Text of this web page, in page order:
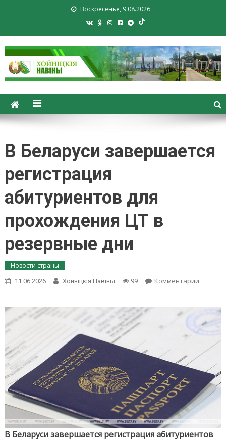
Воскресенье, 9.08.2026
Хойники. Хойнiцкiя навiны.
Новости Хойник. Районная
В Беларуси завершается
регистрация
абитуриентов для
прохождения ЦТ в
резервные дни
Новости страны
11.06.2026 Хойнiцкiя Навiны 99 Комментарииon
в
дни
В Беларуси завершается регистрация абитуриентов